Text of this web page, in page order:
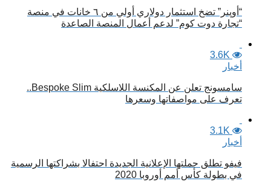
“أوپنر” تضخ استثمار دولاري أولي من ٦ خانات في منصة
“تجارة دوت كوم” لدعم أعمال المنصة الصاعدة
3.6K
أخبار
سامسونج تعلن عن المكنسة اللاسلكية Bespoke Slim..
تعرف على مواصفاتها وسعرها
3.1K
أخبار
فيفو تطلق حملتها الإعلانية الجديدة احتفالا بشراكتها الرسمية
في بطولة كأس أمم أوروبا 2020